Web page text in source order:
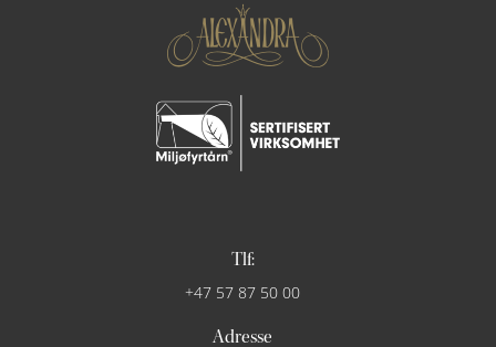
Tlf:
+47 57 87 50 00
Adresse